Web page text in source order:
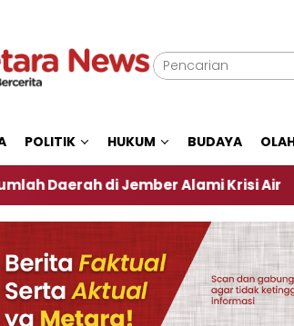
POLITIK HUKUM BUDAYA
di Jember Alami Krisi Air